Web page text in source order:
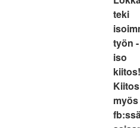
teki
työn -
iso
kiitos!
Kiitos
myös